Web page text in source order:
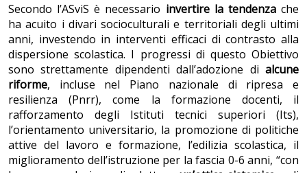
Secondo l’ASviS è necessario invertire la tendenzache
ha acuito i divari socioculturali e territoriali degli ultimi
anni, investendo in interventi efficaci di contrasto alla
dispersione scolastica. I progressi di questo Obiettivo
sono strettamente dipendenti dall’adozione di alcune
riforme, incluse nel Piano nazionale di ripresa e
resilienza (Pnrr), come la formazione docenti, il
rafforzamento degli Istituti tecnici superiori (Its),
l’orientamento universitario, la promozione di politiche
attive del lavoro e formazione, l’edilizia scolastica, il
miglioramento dell’istruzione per la fascia 0-6 anni, “con